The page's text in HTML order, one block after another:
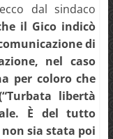
dal sindaco
il Gico indicò
di
nel caso
per coloro che
libertà
È del tutto
sia stata poi